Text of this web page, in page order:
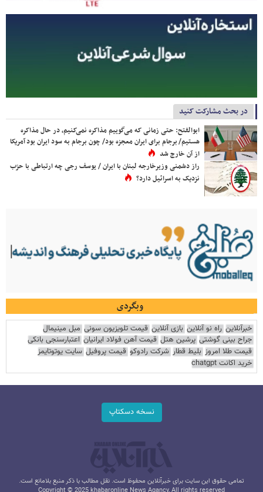
در بحث مشارکت کنید
ابوالفتح: حتی زمانی که می‌گوییم مذاکره نمی‌کنیم، در حال مذاکره
هستیم/ برجام برای ایران معجزه بود/ چون برجام به سود ایران بود آمریکا
از آن خارج شد
راز دشمنی وزیرخارجه لبنان با ایران / یوسف رجی چه ارتباطی با حزب
نزدیک به اسرائیل دارد؟
وبگردی
خبرآنلاین راه نو آنلاین بازی آنلاین قیمت تلویزیون سونی مبل مینیمال
جراح بینی گوشتی پرشین هتل قیمت آهن فولاد ایرانیان اعتبارسنجی بانکی
قیمت طلا امروز بلیط قطار شرکت رادوکو قیمت پروفیل سایت یوتوتایمز
خرید اکانت chatgpt
نسخه دسکتاپ
تمامی حقوق این سایت برای خبرآنلاین محفوظ است. نقل مطالب با ذکر منبع بلامانع است.